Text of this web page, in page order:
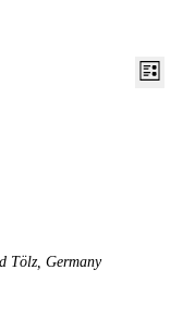
Liste
Tölz, Germany